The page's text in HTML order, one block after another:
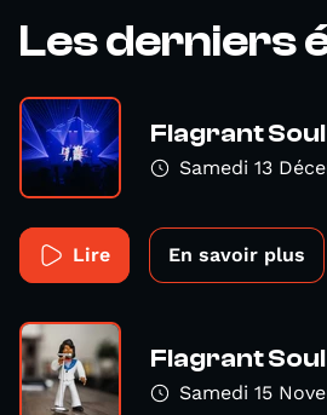
Les derniers
Flagrant
Samedi 13
Lire En savoir plus
Flagrant
Samedi 15